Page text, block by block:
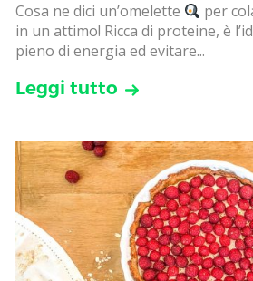
Cosa ne dici un’omelette
per
in un attimo! Ricca di proteine, è
pieno di energia ed evitare...
Leggi tutto